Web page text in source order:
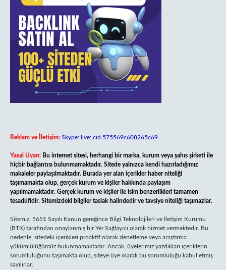
Reklam ve İletişim: Skype: live:.cid.575569c608265c69
Yasal Uyarı: Bu internet sitesi, herhangi bir marka, kurum veya şahıs şirketi ile
hiçbir bağlantısı bulunmamaktadır. Sitede yalnızca kendi hazırladığımız
makaleler paylaşılmaktadır. Burada yer alan içerikler haber niteliği
taşımamakta olup, gerçek kurum ve kişiler hakkında paylaşım
yapılmamaktadır. Gerçek kurum ve kişiler ile isim benzerlikleri tamamen
tesadüfidir. Sitemizdeki bilgiler taslak halindedir ve tavsiye niteliği taşımazlar.
Sitemiz, 5651 Sayılı Kanun gereğince Bilgi Teknolojileri ve İletişim Kurumu
(BTK) tarafından onaylanmış bir Yer Sağlayıcı olarak hizmet vermektedir. Bu
nedenle, sitedeki içerikleri proaktif olarak denetleme veya araştırma
yükümlülüğümüz bulunmamaktadır. Ancak, üyelerimiz yazdıkları içeriklerin
sorumluluğunu taşımakta olup, siteye üye olarak bu sorumluluğu kabul etmiş
sayılırlar.